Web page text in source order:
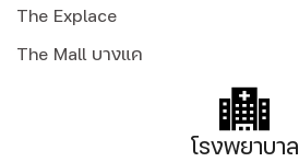
The Explace
The Mall บางแค
โรงพยาบาล